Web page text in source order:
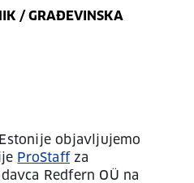
/ GRAĐEVINSKA
objavljujemo
ProStaff za
Redfern OÜ na